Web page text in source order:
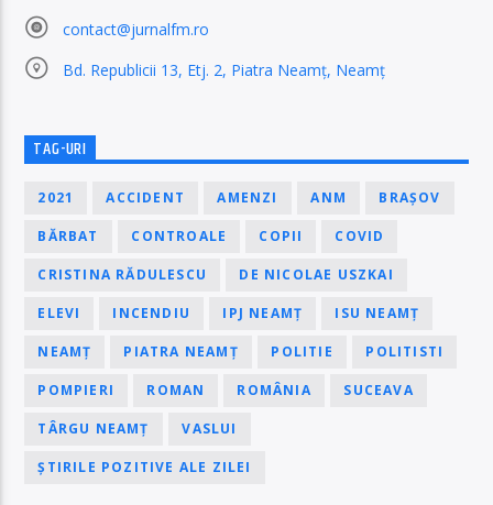
contact@jurnalfm.ro
Bd. Republicii 13, Etj. 2, Piatra Neamț, Neamț
TAG-URI
2021 ACCIDENT AMENZI ANM BRAȘOV
BĂRBAT CONTROALE COPII COVID
CRISTINA RĂDULESCU DE NICOLAE USZKAI
ELEVI INCENDIU IPJ NEAMȚ ISU NEAMȚ
NEAMȚ PIATRA NEAMȚ POLITIE POLITISTI
POMPIERI ROMAN ROMÂNIA SUCEAVA
TÂRGU NEAMȚ VASLUI
ȘTIRILE POZITIVE ALE ZILEI